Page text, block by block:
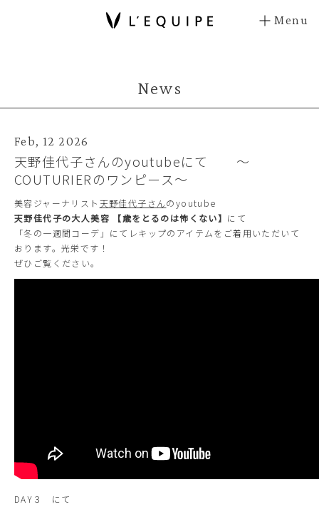
Menu
News
Feb, 12 2026
天野佳代子さんのyoutubeにて ～
COUTURIERのワンピース～
美容ジャーナリスト 天野佳代子さんのyoutube
天野佳代子の大人美容 【歳をとるのは怖くない】 にて
「冬の一週間コーデ」にてレキップのアイテムをご着用いただいて
おります。光栄です！
ぜひご覧ください。
DAY３ にて